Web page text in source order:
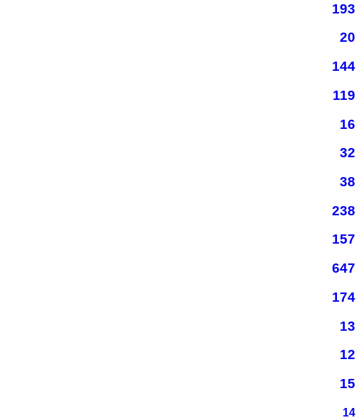
193
20
144
119
16
32
38
238
157
647
174
13
12
15
14